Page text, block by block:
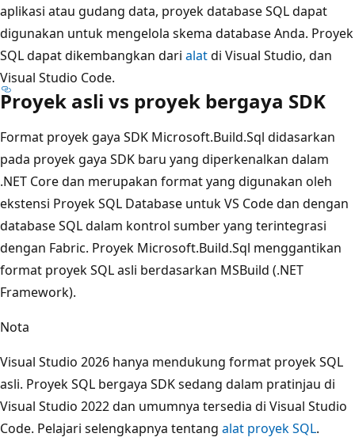
aplikasi atau gudang data, proyek database SQL dapat
digunakan untuk mengelola skema database Anda. Proyek
SQL dapat dikembangkan dari alatdi Visual Studio, dan
Visual Studio Code.
Proyek asli vs proyek bergaya SDK
Format proyek gaya SDK Microsoft.Build.Sql didasarkan
pada proyek gaya SDK baru yang diperkenalkan dalam
.NET Core dan merupakan format yang digunakan oleh
ekstensi Proyek SQL Database untuk VS Code dan dengan
database SQL dalam kontrol sumber yang terintegrasi
dengan Fabric. Proyek Microsoft.Build.Sql menggantikan
format proyek SQL asli berdasarkan MSBuild (.NET
Framework).
Nota
Visual Studio 2026 hanya mendukung format proyek SQL
asli. Proyek SQL bergaya SDK sedang dalam pratinjau di
Visual Studio 2022 dan umumnya tersedia di Visual Studio
Code. Pelajari selengkapnya tentang alat proyek SQL.